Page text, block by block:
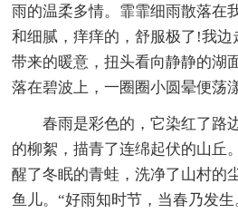
雨的温柔多情。霏霏细雨散落在
和细腻，痒痒的，舒服极了!我
带来的暖意，扭头看向静静的湖
落在碧波上，一圈圈小圆晕便
春雨是彩色的，它染红了路
的柳絮，描青了连绵起伏的山丘
醒了冬眠的青蛙，洗净了山村的
鱼儿。“好雨知时节，当春乃发